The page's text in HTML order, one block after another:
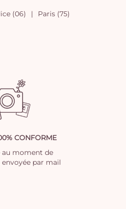
(06)
Paris (75)
CONFORME
au moment de
par mail